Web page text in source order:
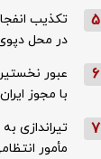
5
تکذیب
در محل
6
عبور
با مجوز ایران
7
تیراندازی
مأمور